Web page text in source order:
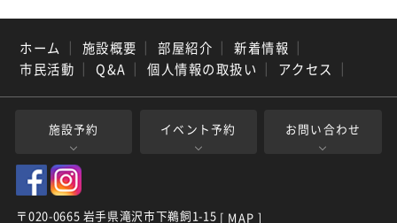
ホーム ｜ 施設概要 ｜ 部屋紹介 ｜ 新着情報 ｜
市民活動 ｜ Q&A ｜ 個人情報の取扱い ｜ アクセス ｜
施設予約 イベント予約 お問い合わせ
〒020-0665 岩手県滝沢市下鵜飼1-15 [ MAP ]